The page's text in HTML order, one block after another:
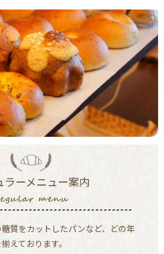
ラーメニュー案内
質をカットしたパンなど、 どの年
えております。